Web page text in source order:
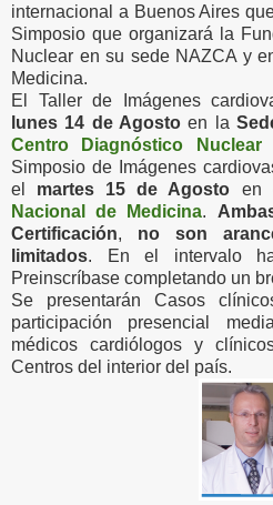
internacional a Buenos Aires
Simposio que organizará la
Nuclear en su sede NAZCA y
Medicina.
El Taller de Imágenes
lunes 14 de Agostoen la
Centro Diagnóstico Nuclear
Simposio de Imágenes
el martes 15 de Agosto en
Nacional de Medicina.
Certificación, no son
limitados. En el intervalo
Preinscríbase completando un
Se presentarán Casos
participación presencial
médicos cardiólogos y
Centros del interior del país.